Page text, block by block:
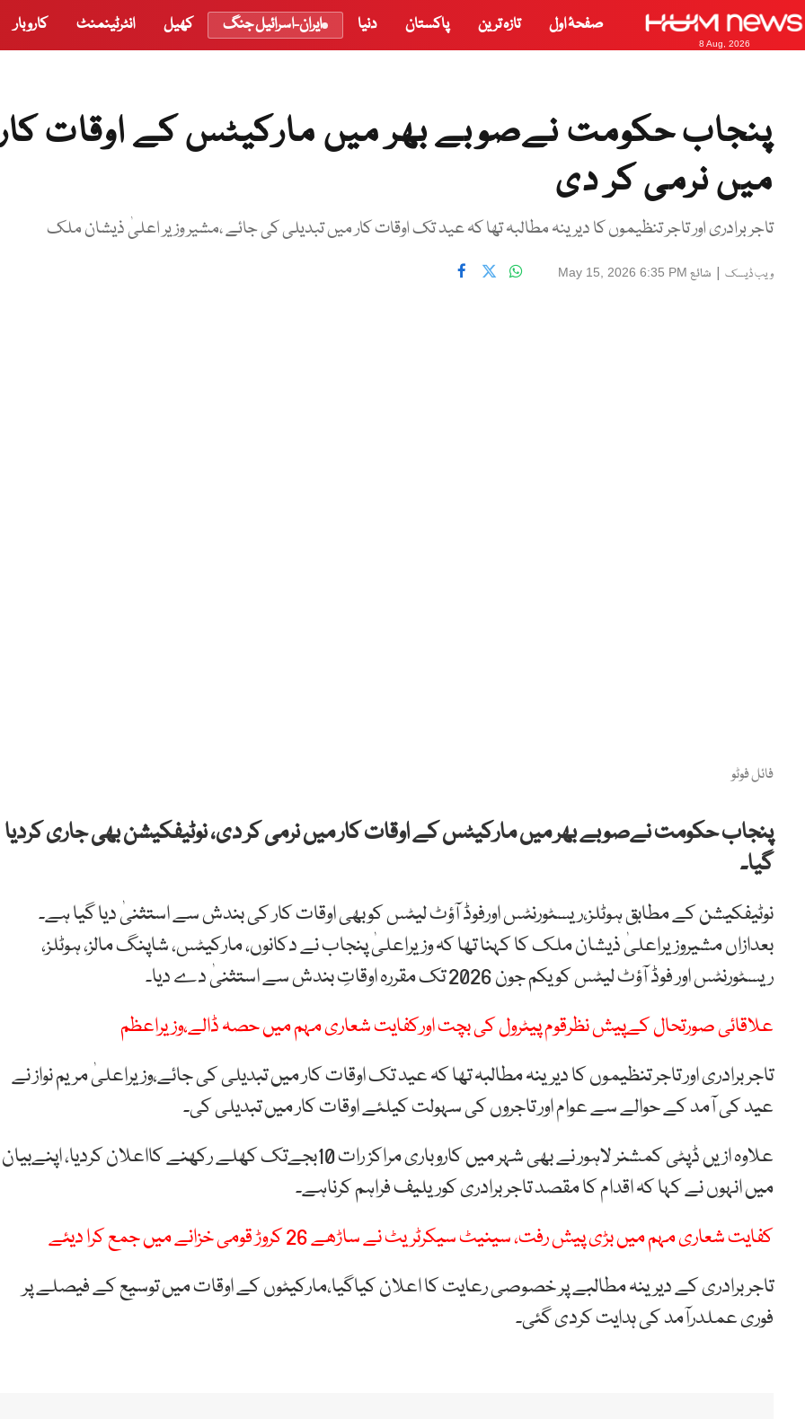
8 Aug, 2026
صفحۂ اول تازہ ترین پاکستان دنیا ایران-اسرائیل جنگ کھیل انٹرٹینمنٹ کاروبار
پنجاب حکومت نےصوبے بھر میں مارکیٹس کے اوقات
میں نرمی کر دی
تاجر برادری اور تاجر تنظیموں کا دیرینہ مطالبہ تھا کہ عید تک اوقات کار میں تبدیلی کی جائے ،مشیر وزیر اعلیٰ ذیشان ملک
ویب ڈیسک | شائع May 15, 2026 6:35 PM
فائل فوٹو
پنجاب حکومت نےصوبے بھر میں مارکیٹس کے اوقات کار میں نرمی کر دی، نوٹیفکیشن بھی جاری کردیا
گیا۔
نوٹیفکیشن کے مطابق ہوٹلز،ریسٹورنٹس اورفوڈ آؤٹ لیٹس کوبھی اوقات کار کی بندش سے استثنیٰ دیا گیا ہے۔
بعدازاں مشیروزیراعلیٰ ذیشان ملک کا کہنا تھا کہ وزیراعلیٰ پنجاب نے دکانوں، مارکیٹس، شاپنگ مالز، ہوٹلز،
ریسٹورنٹس اور فوڈ آؤٹ لیٹس کو یکم جون 2026 تک مقررہ اوقاتِ بندش سے استثنیٰ دے دیا۔
علاقائی صورتحال کےپیش نظرقوم پیٹرول کی بچت اورکفایت شعاری مہم میں حصہ ڈالے،وزیراعظم
تاجر برادری اور تاجر تنظیموں کا دیرینہ مطالبہ تھا کہ عید تک اوقات کار میں تبدیلی کی جائے،وزیراعلیٰ مریم نواز نے
عید کی آمد کے حوالے سے عوام اور تاجروں کی سہولت کیلئے اوقات کار میں تبدیلی کی۔
علاوہ ازیں ڈپٹی کمشنر لاہور نے بھی شہر میں کاروباری مراکز رات 10بجےتک کھلے رکھنے کااعلان کردیا، اپنےبیان
میں انہوں نے کہا کہ اقدام کا مقصد تاجر برادری کوریلیف فراہم کرناہے۔
کفایت شعاری مہم میں بڑی پیش رفت، سینیٹ سیکرٹریٹ نے ساڑھے 26 کروڑ قومی خزانے میں جمع کرا دیئے
تاجر برادری کے دیرینہ مطالبے پر خصوصی رعایت کا اعلان کیاگیا،مارکیٹوں کے اوقات میں توسیع کے فیصلے پر
فوری عملدرآمد کی ہدایت کردی گئی۔